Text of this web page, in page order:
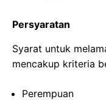
Persyaratan
Syarat untuk
mencakup kriteria
Perempuan